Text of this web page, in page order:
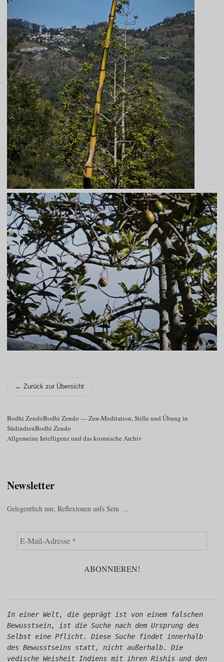
← Zurück zur Übersicht
Bodhi ZendoBodhi Zendo — Zen-Meditation, Stille und Übung in
SüdindienBodhi Zendo
Allgemeine Intelligenz und das kosmische Archiv
Newsletter
Gelegentlich nur, Reflexionen aufs Sein …
In einer Welt, die geprägt ist von einem falschen
Bewusstsein, ist die Suche nach dem Ursprung des
Selbst eine Pflicht. Diese Suche findet innerhalb
des Bewusstseins statt, nicht außerhalb. Die
vedische Weisheit Indiens mit ihren Rishis und den